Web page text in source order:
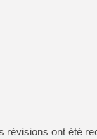
Oubliez Crazy Taxi,
[Switch] NSZ 5.0.0
No More Room in
Un chatbot Atelier
Mémoire cash -
Nvidia : le prix des
Suikoden Star Leap
révisions ont été